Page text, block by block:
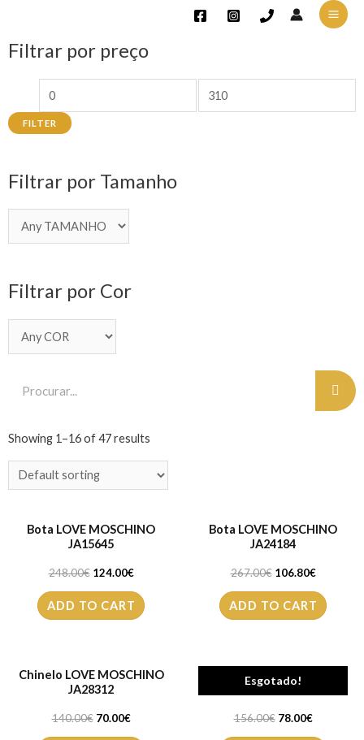
Filtrar por preço
FILTER
Filtrar por Tamanho
Filtrar por Cor
Showing 1–16 of 47 results
Bota LOVE MOSCHINO
JA15645
248.00€ 124.00€
ADD TO CART
Bota LOVE MOSCHINO
JA24184
267.00€ 106.80€
ADD TO CART
Chinelo LOVE MOSCHINO
JA28312
140.00€ 70.00€
Esgotado!
Clutch LOVE MOSCHINO
JC4342
156.00€ 78.00€